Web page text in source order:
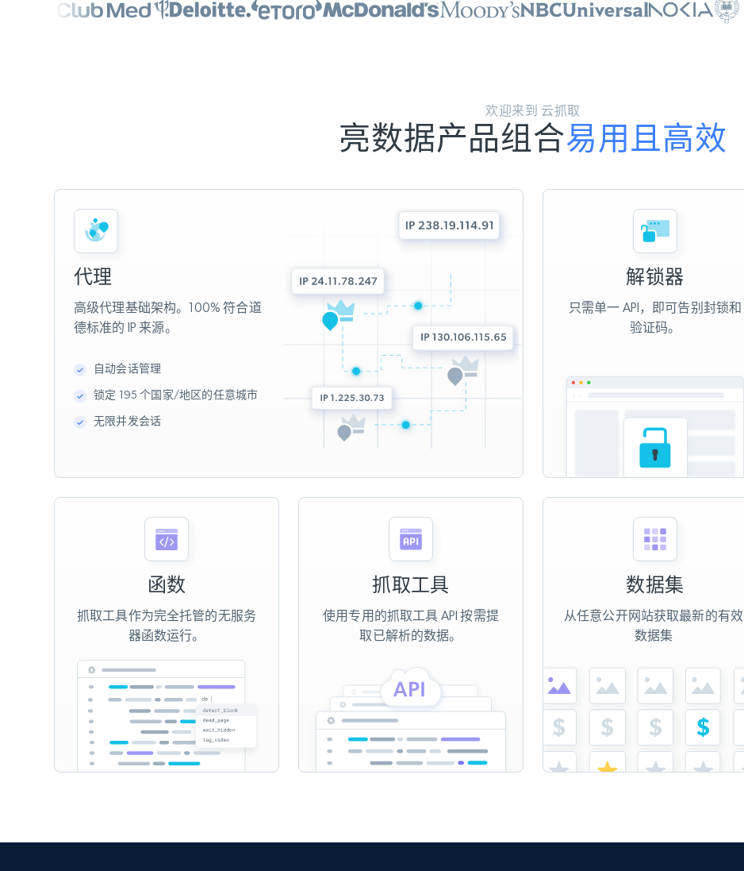
欢迎来到 云抓取
亮数据产品组合易用且高效
代理
高级代理基础架构。100% 符合道
德标准的 IP 来源。
自动会话管理
锁定 195 个国家/地区的任意城市
无限并发会话
解锁器
只需单一 API，即可告别封锁和
验证码。
函数
抓取工具作为完全托管的无服务
器函数运行。
抓取工具
使用专用的抓取工具 API 按需提
取已解析的数据。
数据集
从任意公开网站获取最新的有效
数据集